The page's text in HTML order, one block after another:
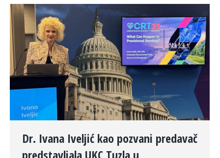
Dr. Ivana Iveljić kao pozvani predavač